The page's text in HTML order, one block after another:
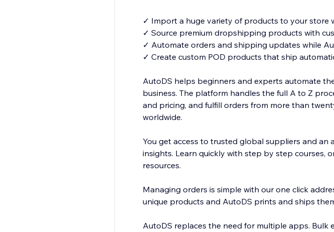
✓ Import a huge variety of products to your store
✓ Source premium dropshipping products with
✓ Automate orders and shipping updates while
✓ Create custom POD products that ship
AutoDS helps beginners and experts automate
business. The platform handles the full A to Z
and pricing, and fulfill orders from more than
worldwide.
You get access to trusted global suppliers and an
insights. Learn quickly with step by step courses,
resources.
Managing orders is simple with our one click
unique products and AutoDS prints and ships
AutoDS replaces the need for multiple apps. Bulk